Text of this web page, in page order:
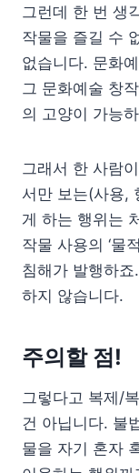
그런데 한 번 생
작물을 즐길 수
없습니다. 문화
그 문화예술 창
의 고양이 가능
그래서 한 사람
서만 보는(사용,
게 하는 행위는
작물 사용의 ‘물
침해가 발행하
하지 않습니다.
주의할 점!
그렇다고 복제/
건 아닙니다. 불
물을 자기 혼자